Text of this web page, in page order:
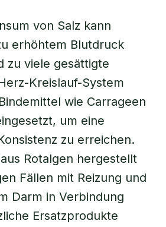
von Salz kann
erhöhtem Blutdruck
zu viele gesättigte
Kreislauf-System
wie Carrageen
um eine
zu erreichen.
Rotalgen hergestellt
Fällen mit Reizung und
Darm in Verbindung
Ersatzprodukte